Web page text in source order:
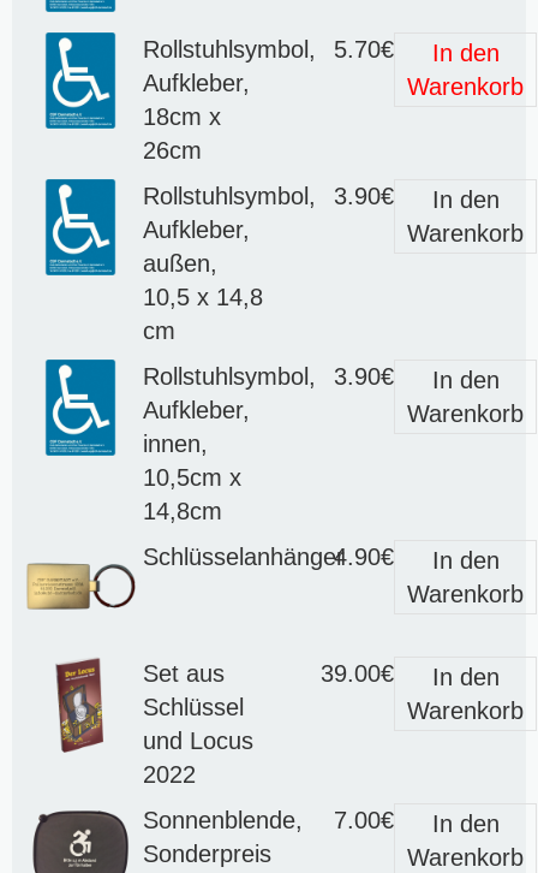
Rollstuhlsymbol,
Aufkleber,
18cm x
26cm
5.70€
In den
Warenkorb
Rollstuhlsymbol,
Aufkleber,
außen,
10,5 x 14,8
cm
3.90€
In den
Warenkorb
Rollstuhlsymbol,
Aufkleber,
innen,
10,5cm x
14,8cm
3.90€
In den
Warenkorb
Schlüsselanhänger4.90€
In den
Warenkorb
Set aus
Schlüssel
und Locus
2022
39.00€
In den
Warenkorb
Sonnenblende,
Sonderpreis
7.00€
In den
Warenkorb